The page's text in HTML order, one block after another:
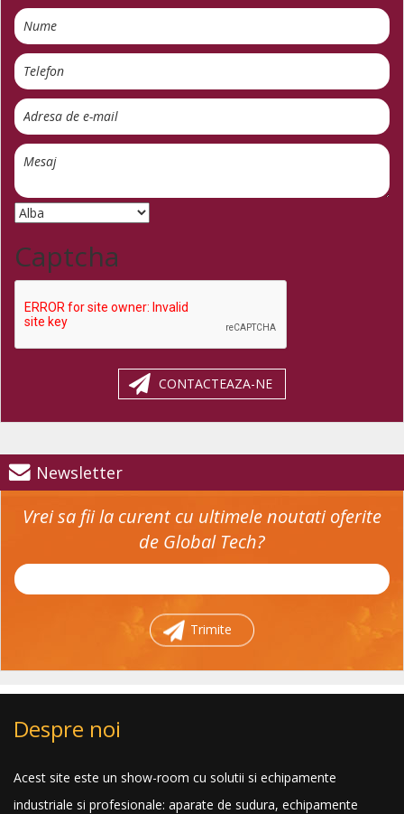
Captcha
CONTACTEAZA-NE
Newsletter
Vrei sa fii la curent cu ultimele noutati oferite
de Global Tech?
Trimite
Despre noi
Acest site este un show-room cu solutii si echipamente
industriale si profesionale: aparate de sudura, echipamente